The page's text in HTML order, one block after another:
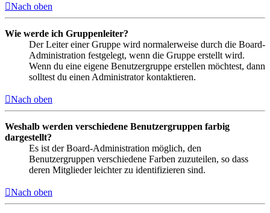
Nach oben
Wie werde ich Gruppenleiter?
Der Leiter einer Gruppe wird normalerweise durch die Board-
Administration festgelegt, wenn die Gruppe erstellt wird.
Wenn du eine eigene Benutzergruppe erstellen möchtest, dann
solltest du einen Administrator kontaktieren.
Nach oben
Weshalb werden verschiedene Benutzergruppen farbig
dargestellt?
Es ist der Board-Administration möglich, den
Benutzergruppen verschiedene Farben zuzuteilen, so dass
deren Mitglieder leichter zu identifizieren sind.
Nach oben